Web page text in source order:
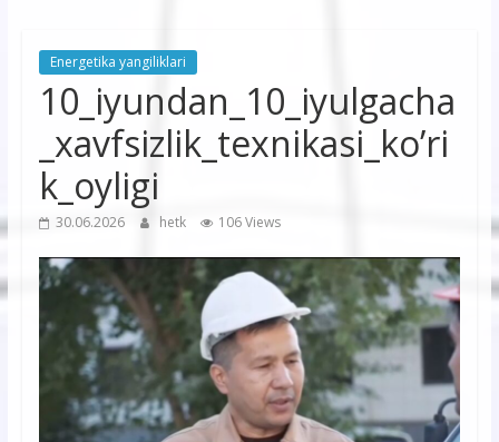
korxonasi”
Energetika yangiliklari
10_iyundan_10_iyulgacha
_xavfsizlik_texnikasi_ko’ri
k_oyligi
30.06.2026 hetk 106 Views